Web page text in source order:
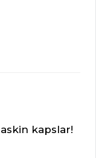
kapslar!